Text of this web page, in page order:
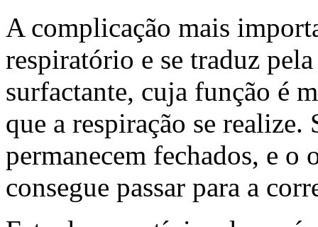
A complicação mais
respiratório e se traduz
surfactante, cuja função é
que a respiração se
permanecem fechados, e
consegue passar para a